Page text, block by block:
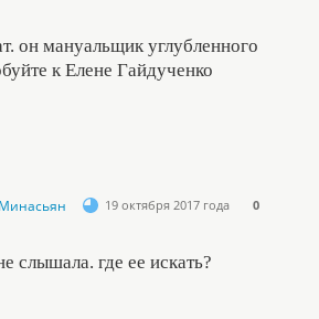
он мануальщик углубленного
к Елене Гайдученко
19 октября 2017 года 0
слышала. где ее искать?